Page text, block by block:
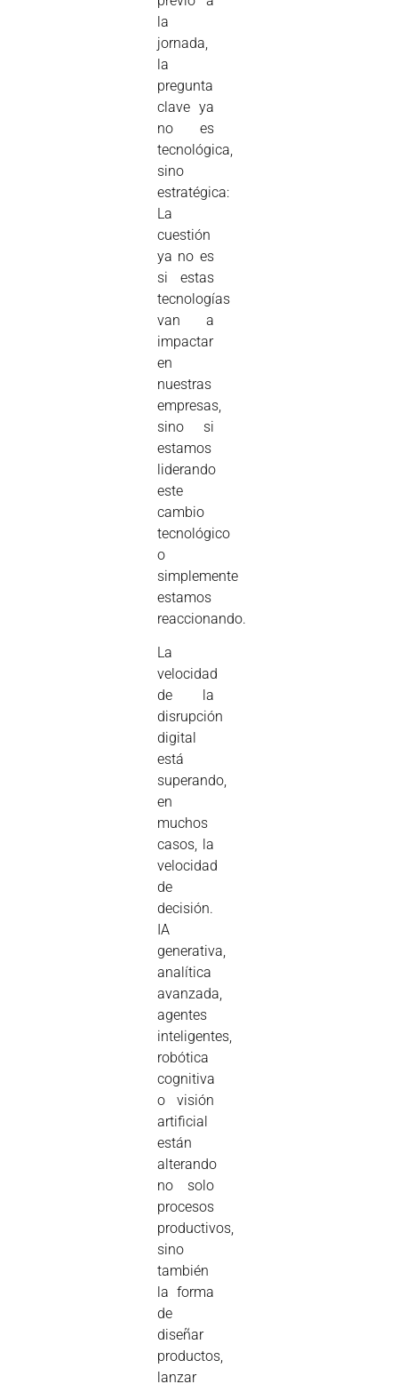
la
jornada,
la
pregunta
clave ya
no es
tecnológica,
sino
estratégica:
La
cuestión
ya no es
si estas
tecnologías
van a
impactar
en
nuestras
empresas,
sino si
estamos
liderando
este
cambio
tecnológico
o
simplemente
estamos
reaccionando.
La
velocidad
de la
disrupción
digital
está
superando,
en
muchos
casos, la
velocidad
de
decisión.
IA
generativa,
analítica
avanzada,
agentes
inteligentes,
robótica
cognitiva
o visión
artificial
están
alterando
no solo
procesos
productivos,
sino
también
la forma
de
diseñar
productos,
lanzar